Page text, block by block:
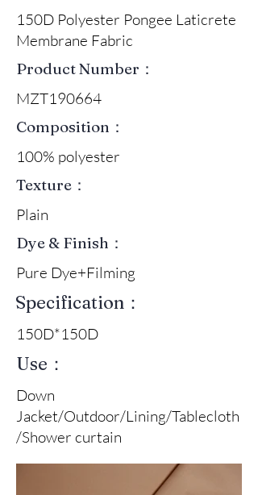
150D Polyester Pongee Laticrete
Membrane Fabric
Product Number：
MZT190664
Composition：
100% polyester
Texture：
Plain
Dye & Finish：
Pure Dye+Filming
Specification：
150D*150D
Use：
Down
Jacket/Outdoor/Lining/Tablecloth
/Shower curtain